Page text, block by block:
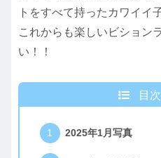
トをすべて持ったカワイイ
これからも楽しいビション
い！！
目次
2025年1月写真